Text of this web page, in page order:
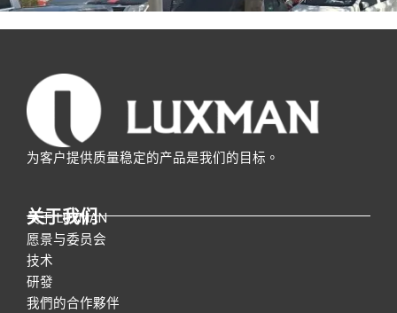
为客户提供质量稳定的产品是我们的目标。
关于我们
关于 LUXMAN
愿景与委员会
技术
研發
我們的合作夥伴